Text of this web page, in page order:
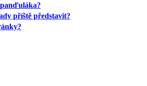
příště představit?